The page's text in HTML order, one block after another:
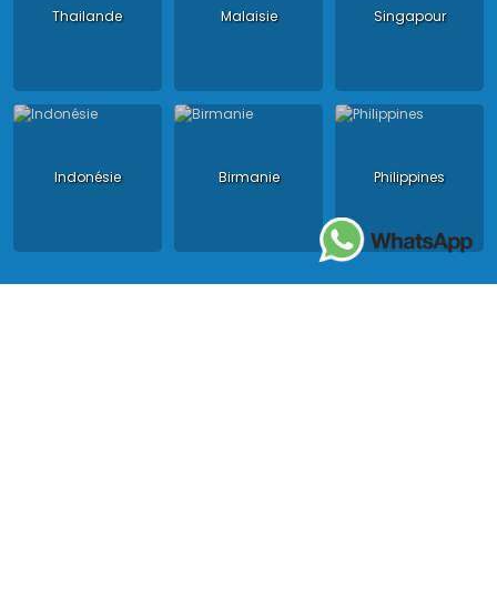
Thailande Malaisie Singapour
Indonésie Birmanie Philippines